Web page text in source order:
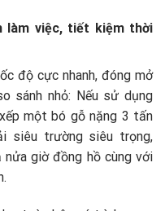
làm việc, tiết kiệm thời
độ cực nhanh, đóng mở
sánh nhỏ: Nếu sử dụng
một bó gỗ nặng 3 tấn
siêu trường siêu trọng,
giờ đồng hồ cùng với